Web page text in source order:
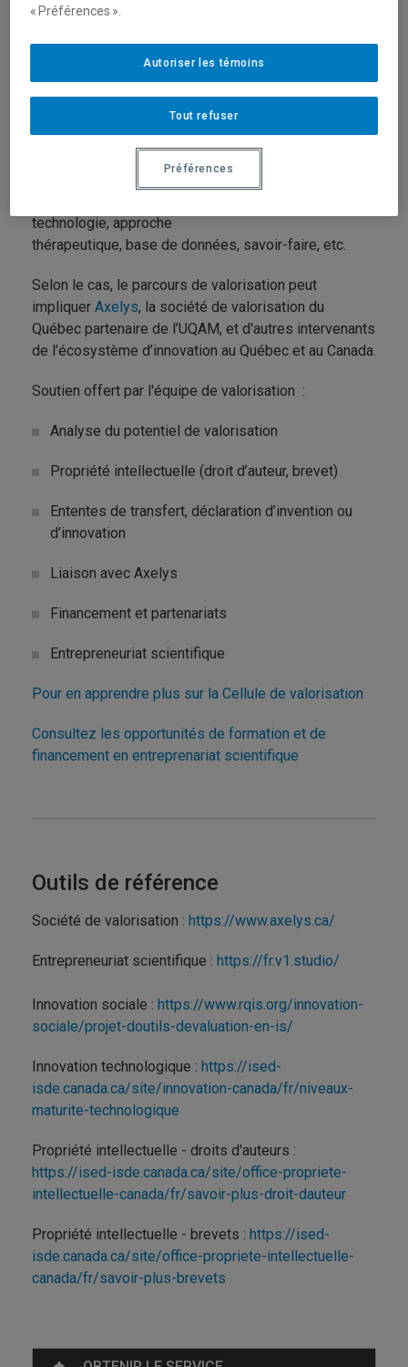
recherche pour mettre en valeur les savoirs au-delà
par le biais du transfert technologique ou par une
Qu’est-ce qui peut être valorisé ?
Guide, trousse d’intervention, application, logiciel,
technologie, approche
thérapeutique, base de données, savoir-faire, etc.
Selon le cas, le parcours de valorisation peut
impliquer Axelys, la société de valorisation du
Québec partenaire de l’UQAM, et d'autres intervenants
de l’écosystème d’innovation au Québec et au Canada.
Soutien offert par l'équipe de valorisation :
Analyse du potentiel de valorisation
Propriété intellectuelle (droit d’auteur, brevet)
Ententes de transfert, déclaration d’invention ou
d’innovation
Liaison avec Axelys
Financement et partenariats
Entrepreneuriat scientifique
Pour en apprendre plus sur la Cellule de valorisation
Consultez les opportunités de formation et de
financement en entreprenariat scientifique
Outils de référence
Société de valorisation : https://www.axelys.ca/
Entrepreneuriat scientifique : https://fr.v1.studio/
Innovation sociale : https://www.rqis.org/innovation-
sociale/projet-doutils-devaluation-en-is/
Innovation technologique : https://ised-
isde.canada.ca/site/innovation-canada/fr/niveaux-
maturite-technologique
Propriété intellectuelle - droits d'auteurs :
https://ised-isde.canada.ca/site/office-propriete-
intellectuelle-canada/fr/savoir-plus-droit-dauteur
Propriété intellectuelle - brevets : https://ised-
isde.canada.ca/site/office-propriete-intellectuelle-
canada/fr/savoir-plus-brevets
« Préférences ».
Tout refuser
Autoriser les témoins
Préférences